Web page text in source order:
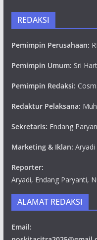
REDAKSI
Pemimpin Perusahaan:
Pemimpin Umum: Sri
Pemimpin Redaksi:
Redaktur Pelaksana:
Sekretaris: Endang
Marketing & Iklan: Aryadi
Reporter:
Aryadi, Endang Paryanti,
ALAMAT REDAKSI
Email: